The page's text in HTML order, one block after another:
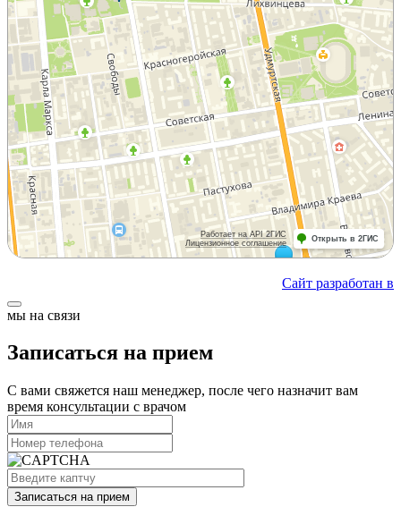
Сайт разработан в
мы на связи
Записаться на прием
С вами свяжется наш менеджер, после чего назначит вам
время консультации с врачом
Записаться на прием